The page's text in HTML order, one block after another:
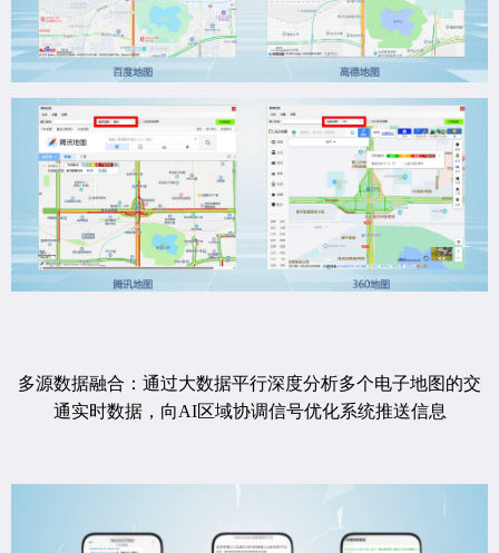
多源数据融合：通过大数据平行深度分析多个电子地图的交
通实时数据，向AI区域协调信号优化系统推送信息